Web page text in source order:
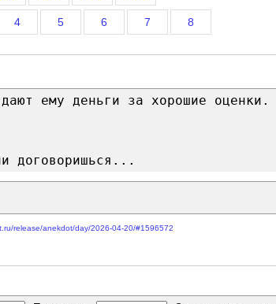
4 5 6 7 8
ему деньги за хорошие оценки.
договоришься...
release/anekdot/day/2026-04-20/#1596572